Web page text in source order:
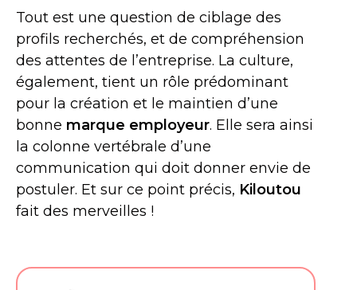
Tout est une question de ciblage des
profils recherchés, et de compréhension
des attentes de l’entreprise. La culture,
également, tient un rôle prédominant
pour la création et le maintien d’une
bonne marque employeur. Elle sera ainsi
la colonne vertébrale d’une
communication qui doit donner envie de
postuler. Et sur ce point précis, Kiloutou
fait des merveilles !